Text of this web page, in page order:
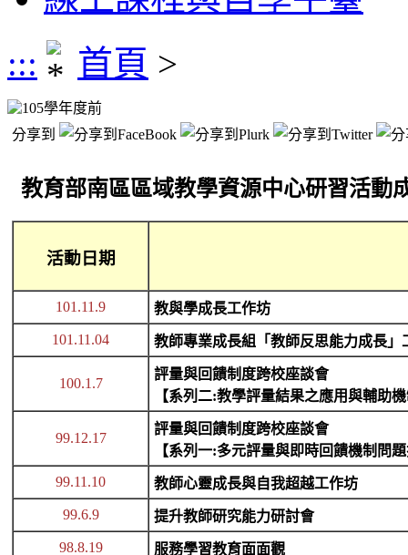
:::
首頁 >
105學年度前
分享到
教育部南區區域教學資源中心研習活動
活動日期
101.11.9
教與學成長工作坊
101.11.04
教師專業成長組「教師反思能力成長」
100.1.7
評量與回饋制度跨校座談會
【系列二:教學評量結果之應用與輔助
99.12.17
評量與回饋制度跨校座談會
【系列一:多元評量與即時回饋機制問
99.11.10
教師心靈成長與自我超越工作坊
99.6.9
提升教師研究能力研討會
98.8.19
服務學習教育面面觀